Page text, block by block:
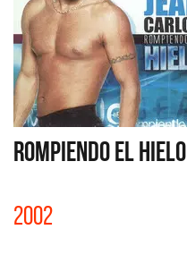
ROMPIENDO EL HIELO
2002